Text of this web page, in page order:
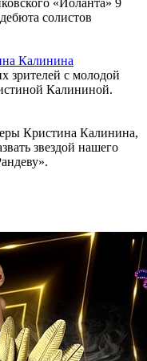
солистов
Калинина
зрителей с молодой
Калининой.
Кристина Калинина,
звездой нашего